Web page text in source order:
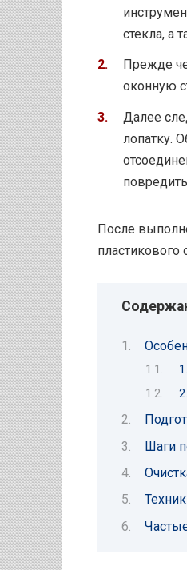
стекла, а
Прежде
оконную
Далее
лопатку.
После
Шаги